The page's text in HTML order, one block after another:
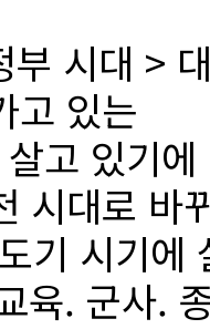
시대 >
고 있는
고 있기에
시대로 바
기 시기에
육. 군사.